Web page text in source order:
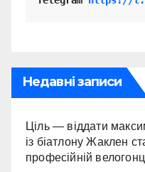
Недавні записи
Ціль — віддати
із біатлону Жаклен
професійній